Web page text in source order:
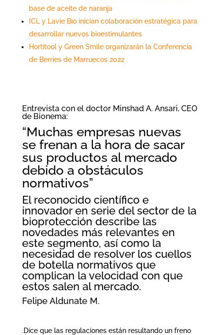
base de aceite de naranja
ICL y Lavie Bio inician colaboración estratégica para
desarrollar nuevos bioestimulantes
Hortitool y Green Smile organizarán la Conferencia
de Berries de Marruecos 2022
Entrevista con el doctor Minshad A. Ansari, CEO
de Bionema:
“Muchas empresas nuevas
se frenan a la hora de sacar
sus productos al mercado
debido a obstáculos
normativos”
El reconocido científico e
innovador en serie del sector de la
bioprotección describe las
novedades más relevantes en
este segmento, así como la
necesidad de resolver los cuellos
de botella normativos que
complican la velocidad con que
estos salen al mercado.
Felipe Aldunate M.
.Dice que las regulaciones están resultando un freno